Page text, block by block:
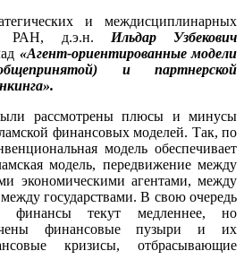
и междисциплинарных
РАН, д.э.н. Ильдар Узбекович
«Агент-ориентированные модели
и партнерской
рассмотрены плюсы и минусы
финансовых моделей. Так, по
модель обеспечивает
модель, передвижение между
экономическими агентами, между
государствами. В свою очередь
финансы текут медленнее, но
финансовые пузыри и их
кризисы, отбрасывающие